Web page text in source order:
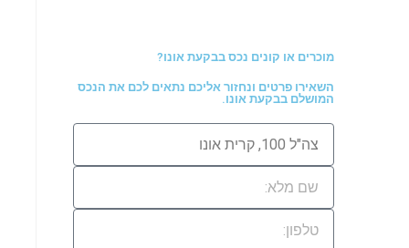
מוכרים או קונים נכס בבקעת אונו?
השאירו פרטים ונחזור אליכם נתאים לכם את הנכס
המושלם בבקעת אונו.